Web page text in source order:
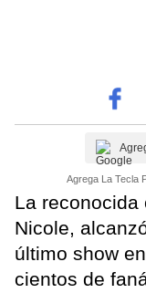
Agrega La Tecla
La reconocida
Nicole,
último show
cientos de